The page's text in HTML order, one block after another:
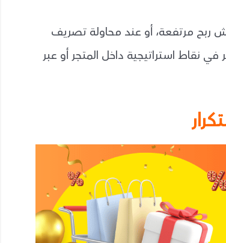
مرتفعة، أو عند محاولة تصريف
استراتيجية داخل المتجر أو عبر